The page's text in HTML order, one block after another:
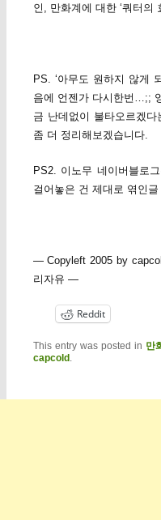
인, 만화계에 대한 ‘쿼터의
PS. ‘아무도 원하지 않게
음에 언젠가 다시한번…;;
금 난데없이 불타오르겠다
좀 더 정리해보겠습니다.
PS2. 이노무 네이버블로
걸어놓은 건 제대로 엮인
— Copyleft 2005 by
리자유 —
Reddit
This entry was posted in 만
capcold .